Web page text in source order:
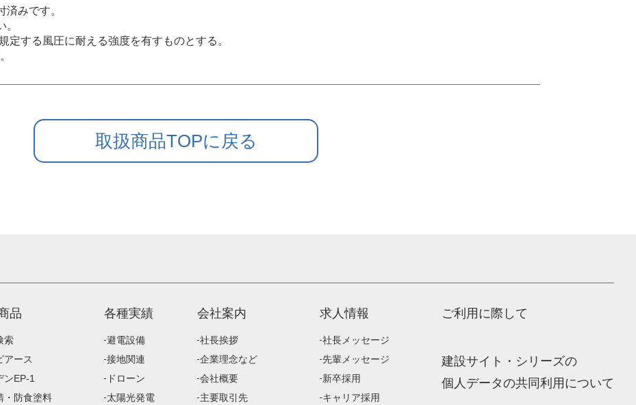
みです。
定する風圧に耐える強度を有すものとする。
取扱商品TOPに戻る
品
索
アース
ンEP-1
・防食塗料
各種実績
避電設備
接地関連
ドローン
太陽光発電
会社案内
社長挨拶
企業理念など
会社概要
主要取引先
求人情報
社長メッセージ
先輩メッセージ
新卒採用
キャリア採用
ご利用に際して
建設サイト・シリーズの
個人データの共同利用について